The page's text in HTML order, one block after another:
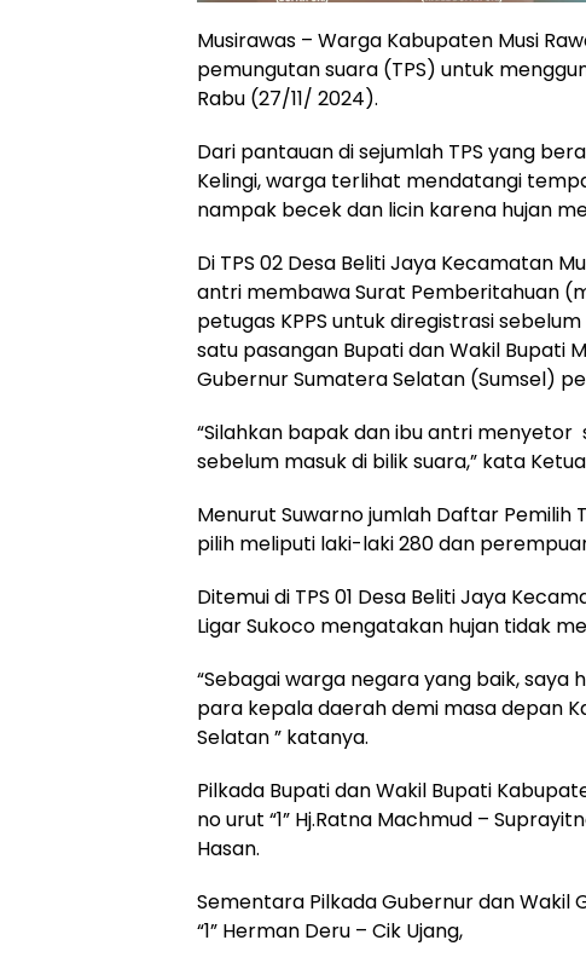
Musirawas – Warga Kabupaten Musi
pemungutan suara (TPS) untuk
Rabu (27/11/ 2024).
Dari pantauan di sejumlah TPS yang
Kelingi, warga terlihat mendatangi
nampak becek dan licin karena hujan
Di TPS 02 Desa Beliti Jaya Kecamatan
antri membawa Surat Pemberitahuan
petugas KPPS untuk diregistrasi
satu pasangan Bupati dan Wakil Bupati
Gubernur Sumatera Selatan (Sumsel)
“Silahkan bapak dan ibu antri
sebelum masuk di bilik suara,” kata
Menurut Suwarno jumlah Daftar Pemilih
pilih meliputi laki-laki 280 dan
Ditemui di TPS 01 Desa Beliti Jaya
Ligar Sukoco mengatakan hujan tidak
“Sebagai warga negara yang baik, saya
para kepala daerah demi masa depan
Selatan ” katanya.
Pilkada Bupati dan Wakil Bupati
no urut “1” Hj.Ratna Machmud –
Hasan.
Sementara Pilkada Gubernur dan Wakil
“1” Herman Deru – Cik Ujang,